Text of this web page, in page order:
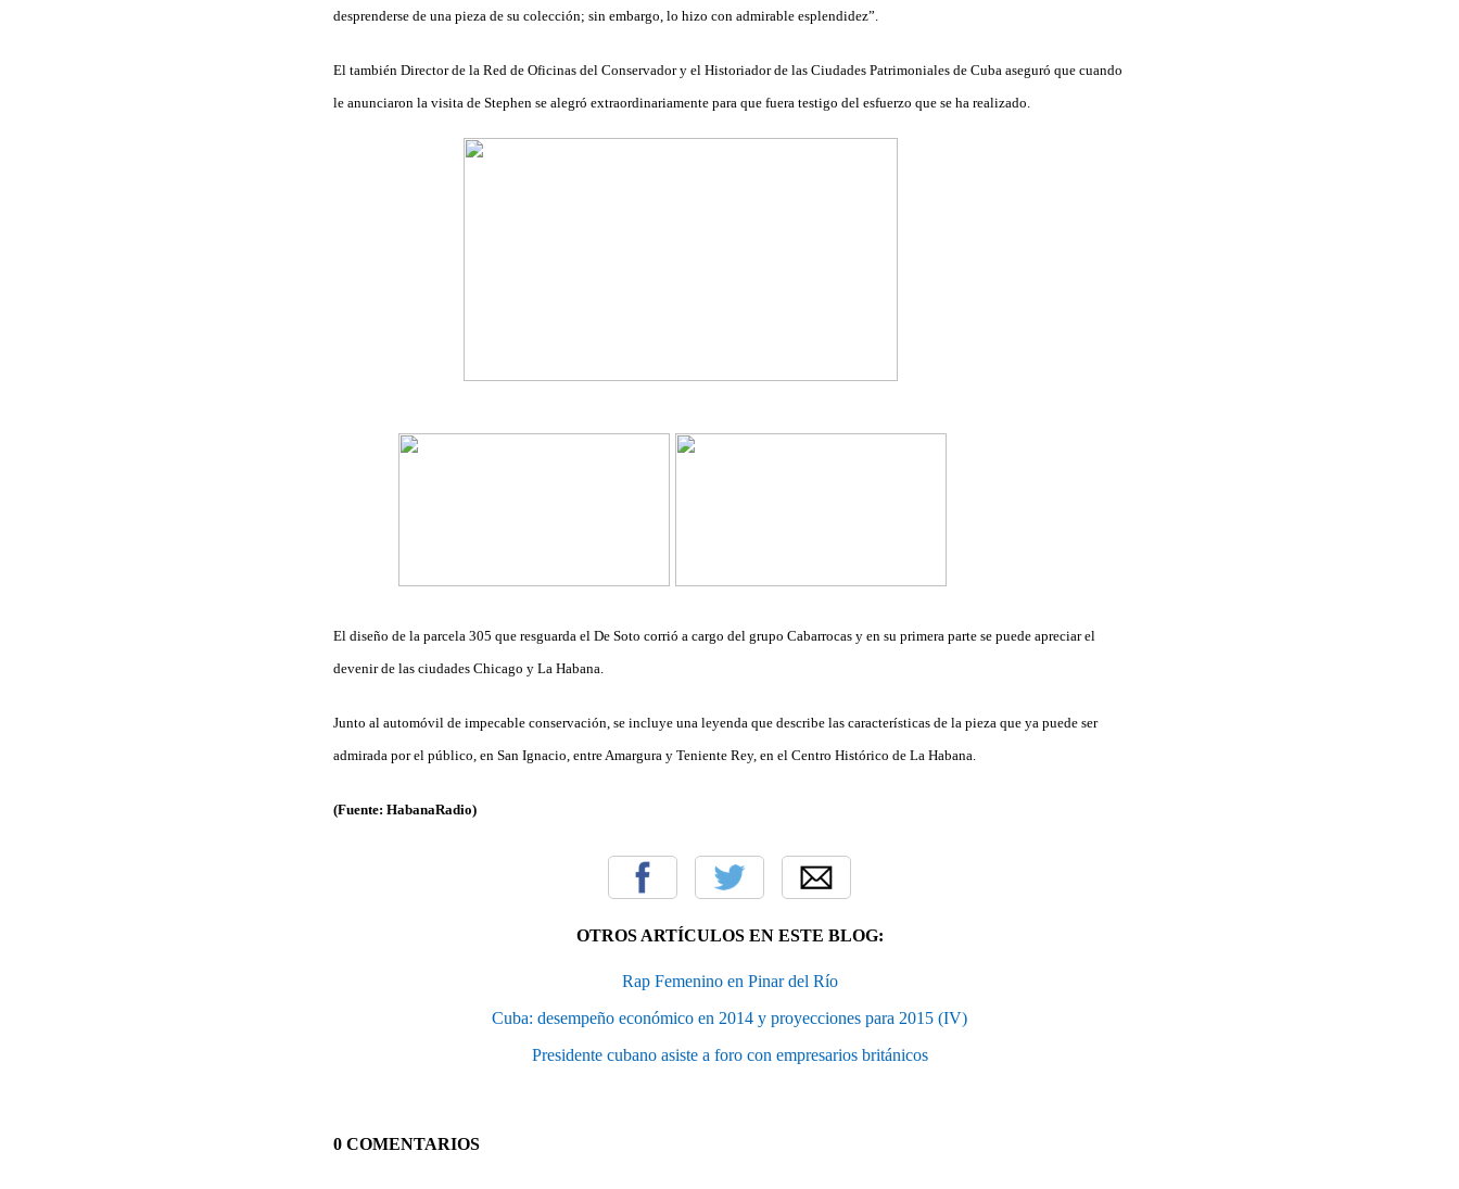
desprenderse de una pieza de su colección; sin embargo, lo hizo con admirable esplendidez”.
El también Director de la Red de Oficinas del Conservador y el Historiador de las Ciudades Patrimoniales de Cuba aseguró que cuando
le anunciaron la visita de Stephen se alegró extraordinariamente para que fuera testigo del esfuerzo que se ha realizado.
El diseño de la parcela 305 que resguarda el De Soto corrió a cargo del grupo Cabarrocas y en su primera parte se puede apreciar el
devenir de las ciudades Chicago y La Habana.
Junto al automóvil de impecable conservación, se incluye una leyenda que describe las características de la pieza que ya puede ser
admirada por el público, en San Ignacio, entre Amargura y Teniente Rey, en el Centro Histórico de La Habana.
(Fuente: HabanaRadio)
OTROS ARTÍCULOS EN ESTE BLOG:
Rap Femenino en Pinar del Río
Cuba: desempeño económico en 2014 y proyecciones para 2015 (IV)
Presidente cubano asiste a foro con empresarios británicos
0 COMENTARIOS